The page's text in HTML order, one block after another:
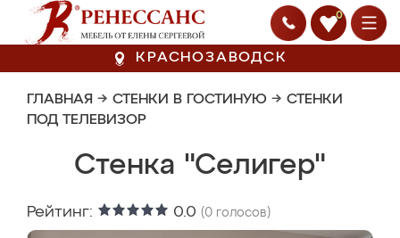
0
КРАСНОЗАВОДСК
ГЛАВНАЯ → СТЕНКИ В ГОСТИНУЮ → СТЕНКИ
ПОД ТЕЛЕВИЗОР
Стенка "Селигер"
Рейтинг: 0.0 (0 голосов)